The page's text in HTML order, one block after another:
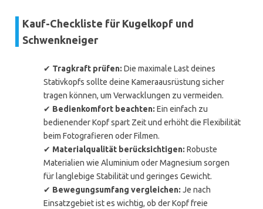
Kauf-Checkliste für Kugelkopf und
Schwenkneiger
✔ Tragkraft prüfen: Die maximale Last deines
Stativkopfs sollte deine Kameraausrüstung sicher
tragen können, um Verwacklungen zu vermeiden.
✔ Bedienkomfort beachten: Ein einfach zu
bedienender Kopf spart Zeit und erhöht die Flexibilität
beim Fotografieren oder Filmen.
✔ Materialqualität berücksichtigen: Robuste
Materialien wie Aluminium oder Magnesium sorgen
für langlebige Stabilität und geringes Gewicht.
✔ Bewegungsumfang vergleichen: Je nach
Einsatzgebiet ist es wichtig, ob der Kopf freie